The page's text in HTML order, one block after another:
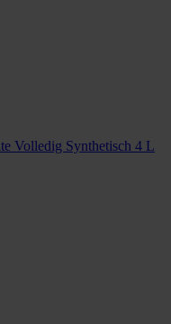
Volledig Synthetisch 4 L